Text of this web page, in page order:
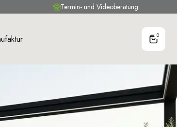
Termin- und Videoberatung
0